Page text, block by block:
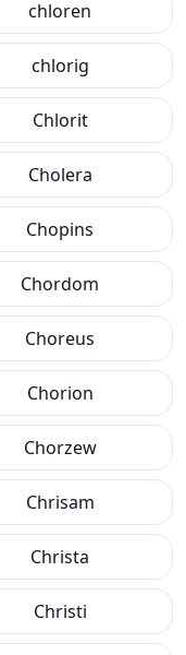
chloren
chlorig
Chlorit
Cholera
Chopins
Chordom
Choreus
Chorion
Chorzew
Chrisam
Christa
Christi